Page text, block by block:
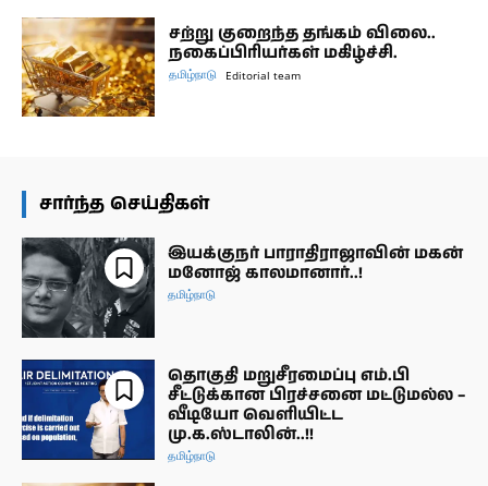
சற்று குறைந்த தங்கம் விலை..
நகைப்பிரியர்கள் மகிழ்ச்சி.
தமிழ்நாடு Editorial team
சார்ந்த செய்திகள்
இயக்குநர் பாராதிராஜாவின் மகன்
மனோஜ் காலமானார்..!
தமிழ்நாடு
தொகுதி மறுசீரமைப்பு எம்.பி
சீட்டுக்கான பிரச்சனை மட்டுமல்ல –
வீடியோ வெளியிட்ட
மு.க.ஸ்டாலின்..!!
தமிழ்நாடு